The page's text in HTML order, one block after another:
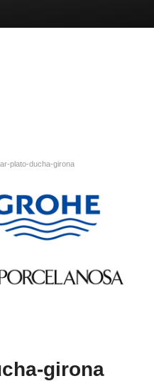
plato-ducha-girona
girona